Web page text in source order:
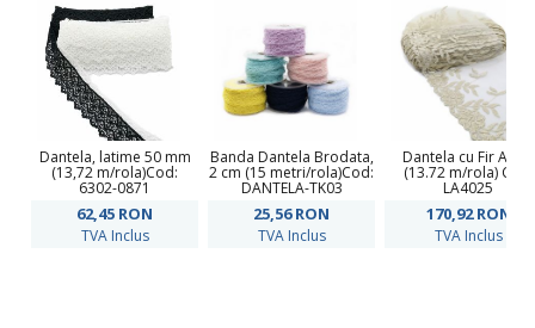
Dantela, latime 50 mm
(13,72 m/rola)Cod:
6302-0871
62,45 RON
TVA Inclus
Banda Dantela Brodata,
2 cm (15 metri/rola)Cod:
DANTELA-TK03
25,56RON
TVA Inclus
Dantela cu Fir Auriu
(13.72 m/rola) Cod:
LA4025
170,92RON
TVA Inclus